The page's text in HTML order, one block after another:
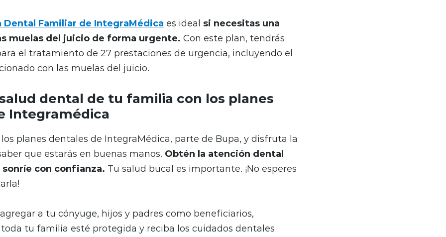
Dental Familiar de IntegraMédica es ideal si necesitas una
muelas del juicio de forma urgente. Con este plan, tendrás
el tratamiento de 27 prestaciones de urgencia, incluyendo el
con las muelas del juicio.
dental de tu familia con los planes
Integramédica
planes dentales de IntegraMédica, parte de Bupa, y disfruta la
que estarás en buenas manos. Obtén la atención dental
con confianza. Tu salud bucal es importante. ¡No esperes
a tu cónyuge, hijos y padres como beneficiarios,
tu familia esté protegida y reciba los cuidados dentales